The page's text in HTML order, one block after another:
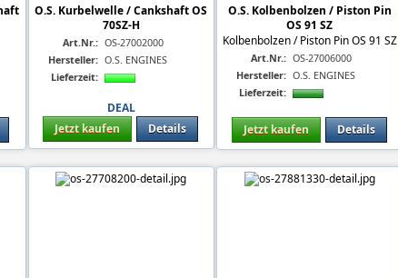
O.S. Kurbelwelle / Cankshaft OS
70SZ-H
Art.Nr.: OS-27002000
Hersteller: O.S. ENGINES
Lieferzeit:
DEAL
Jetzt kaufen
Details
O.S. Kolbenbolzen / Piston Pin
OS 91 SZ
Kolbenbolzen / Piston Pin OS 91 SZ
Art.Nr.: OS-27006000
Hersteller: O.S. ENGINES
Lieferzeit:
Jetzt kaufen Details